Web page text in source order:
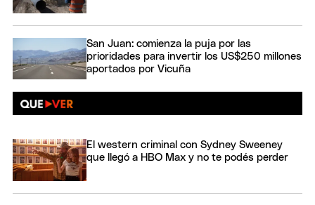
San Juan: comienza la puja por las
prioridades para invertir los US$250 millones
aportados por Vicuña
El western criminal con Sydney Sweeney
que llegó a HBO Max y no te podés perder